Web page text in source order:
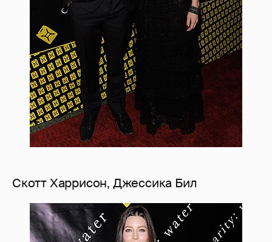
Скотт Харрисон, Джессика Бил